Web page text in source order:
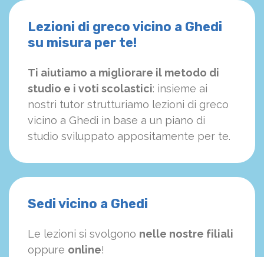
Lezioni di greco vicino a Ghedi
su misura per te!
Ti aiutiamo a migliorare il metodo di
studio e i voti scolastici: insieme ai
nostri tutor strutturiamo lezioni di greco
vicino a Ghedi in base a un piano di
studio sviluppato appositamente per te.
Sedi vicino a Ghedi
Le lezioni si svolgono nelle nostre filiali
oppure online!